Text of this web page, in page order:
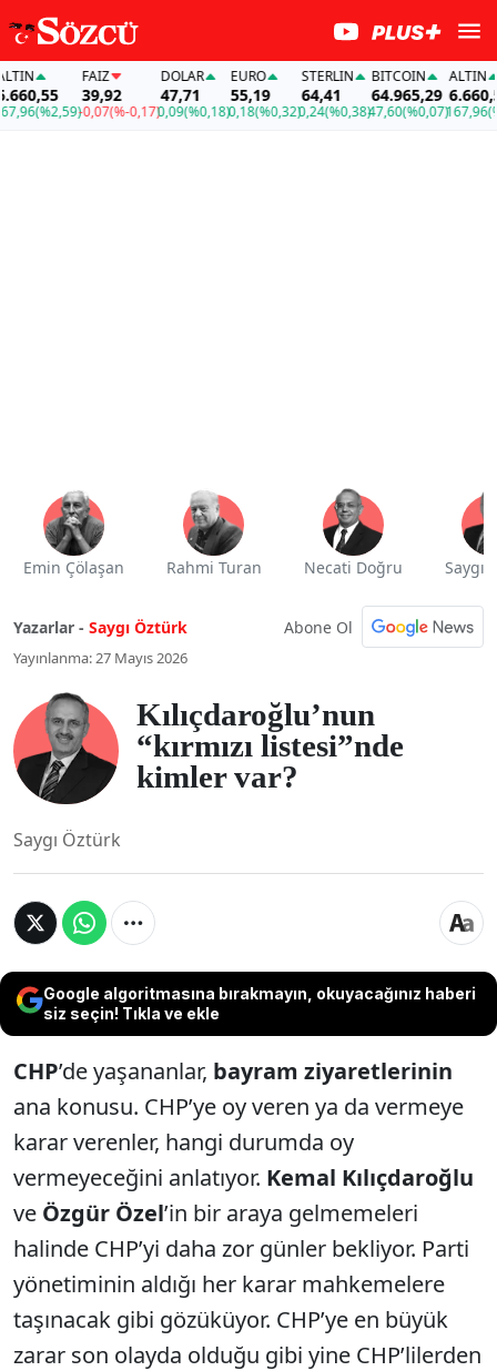
(%2,59)
39,92
-0,07(%-0,17)
DOLAR
47,71
0,09(%0,18)
EURO
55,19
0,18(%0,32)
STERLIN
64,41
0,24(%0,38)
BITCOIN
64.965,29
47,60(%0,07)
ALTIN
6.660,55
167,96
Emin Çölaşan Rahmi Turan Necati Doğru Saygı
Yazarlar - Saygı Öztürk Abone Ol
Yayınlanma: 27 Mayıs 2026
Kılıçdaroğlu’nun
“kırmızı listesi”nde
kimler var?
Saygı Öztürk
Google algoritmasına bırakmayın, okuyacağınız haberi
siz seçin! Tıkla ve ekle
CHP’de yaşananlar, bayram ziyaretlerinin
ana konusu. CHP’ye oy veren ya da vermeye
karar verenler, hangi durumda oy
vermeyeceğini anlatıyor. Kemal Kılıçdaroğlu
ve Özgür Özel’in bir araya gelmemeleri
halinde CHP’yi daha zor günler bekliyor. Parti
yönetiminin aldığı her karar mahkemelere
taşınacak gibi gözüküyor. CHP’ye en büyük
zarar son olayda olduğu gibi yine CHP’lilerden